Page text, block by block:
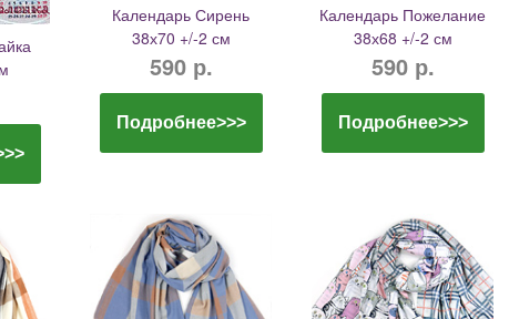
Календарь Сирень
38х70 +/-2 см
590 р.
Подробнее>>>
Календарь Пожелание
38х68 +/-2 см
590 р.
Подробнее>>>